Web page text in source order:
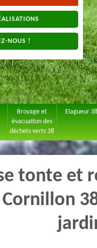
NOUS !
Broyage et
évacuation des
déchets verts 38
Elagueur 38
tonte et